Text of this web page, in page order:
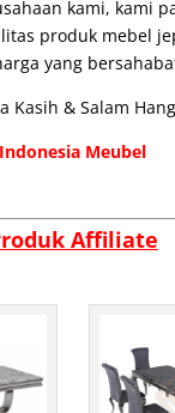
kami, kami
produk mebel
yang
Kasih & Salam
Indonesia Meubel
Affiliate